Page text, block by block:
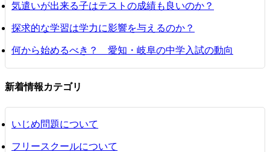
気遣いが出来る子はテストの成績も良いのか？
探求的な学習は学力に影響を与えるのか？
何から始めるべき？ 愛知・岐阜の中学入試の動向
新着情報カテゴリ
いじめ問題について
フリースクールについて